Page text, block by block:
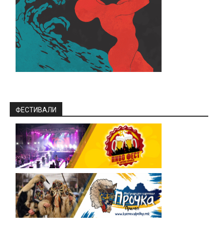
ФЕСТИВАЛИ